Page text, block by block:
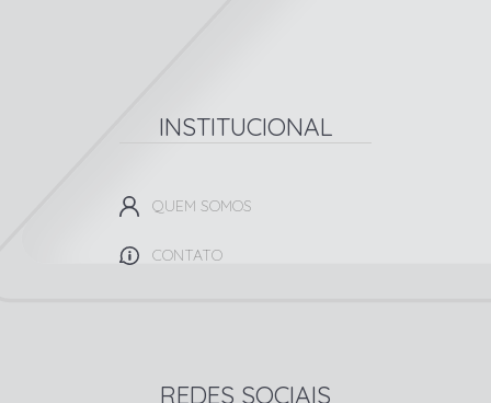
INSTITUCIONAL
QUEM SOMOS
CONTATO
REDES SOCIAIS